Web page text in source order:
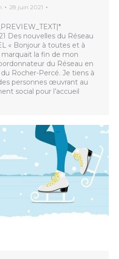
28 juin 2021
Des nouvelles du Réseau
« Bonjour à toutes et à
la fin de mon
du Réseau en
Rocher-Percé. Je tiens à
personnes œuvrant au
social pour l’accueil